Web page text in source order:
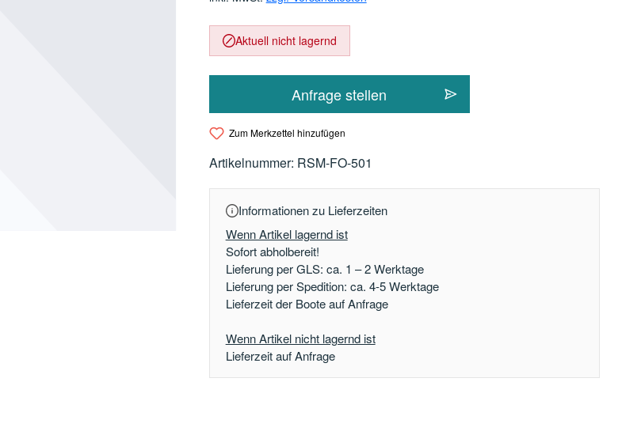
Aktuell nicht lagernd
Anfrage stellen
Zum Merkzettel hinzufügen
Artikelnummer: RSM-FO-501
Informationen zu Lieferzeiten
Wenn Artikel lagernd ist
Sofort abholbereit!
Lieferung per GLS: ca. 1 – 2 Werktage
Lieferung per Spedition: ca. 4-5 Werktage
Lieferzeit der Boote auf Anfrage
Wenn Artikel nicht lagernd ist
Lieferzeit auf Anfrage